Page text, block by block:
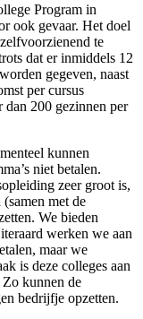
Program in
ook gevaar. Het doel
te
dat er inmiddels 12
gegeven, naast
per cursus
dan 200 gezinnen per
kunnen
niet betalen.
zeer groot is,
met de
We bieden
werken we aan
maar we
is deze colleges aan
kunnen de
bedrijfje opzetten.